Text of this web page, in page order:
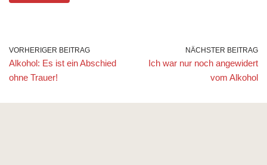
VORHERIGER BEITRAG
Alkohol: Es ist ein Abschied
ohne Trauer!
NÄCHSTER BEITRAG
Ich war nur noch angewidert
vom Alkohol